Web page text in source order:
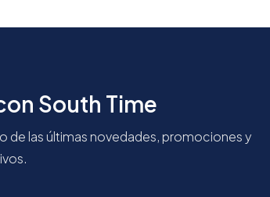
South Time
de las últimas novedades, promociones y